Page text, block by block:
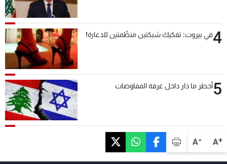
A+
A-
4في بيروت: تفكيك شبكتين منظّمتين للدعارة!
5أخطر ما دار داخل غرفة المفاوضات